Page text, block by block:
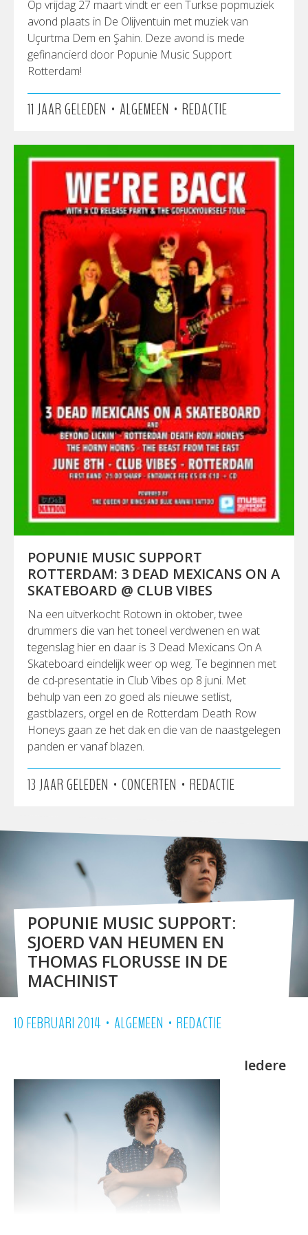
Op vrijdag 27 maart vindt er een Turkse popmuziek
avond plaats in De Olijventuin​ met muziek van
Uçurtma Dem en Şahin. Deze avond is mede
gefinancierd door Popunie Music Support
Rotterdam!
11 JAAR GELEDEN • ALGEMEEN • REDACTIE
POPUNIE MUSIC SUPPORT
ROTTERDAM: 3 DEAD MEXICANS ON A
SKATEBOARD @ CLUB VIBES
Na een uitverkocht Rotown in oktober, twee
drummers die van het toneel verdwenen en wat
tegenslag hier en daar is 3 Dead Mexicans On A
Skateboard eindelijk weer op weg. Te beginnen met
de cd-presentatie in Club Vibes op 8 juni. Met
behulp van een zo goed als nieuwe setlist,
gastblazers, orgel en de Rotterdam Death Row
Honeys gaan ze het dak en die van de naastgelegen
panden er vanaf blazen.
13 JAAR GELEDEN • CONCERTEN • REDACTIE
POPUNIE MUSIC SUPPORT:
SJOERD VAN HEUMEN EN
THOMAS FLORUSSE IN DE
MACHINIST
10 FEBRUARI 2014 • ALGEMEEN • REDACTIE
Iedere